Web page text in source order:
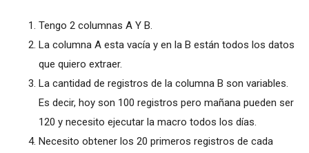
Tengo 2 columnas A Y B.
La columna A esta vacía y en la B están todos los datos
que quiero extraer.
La cantidad de registros de la columna B son variables.
Es decir, hoy son 100 registros pero mañana pueden ser
120 y necesito ejecutar la macro todos los días.
Necesito obtener los 20 primeros registros de cada